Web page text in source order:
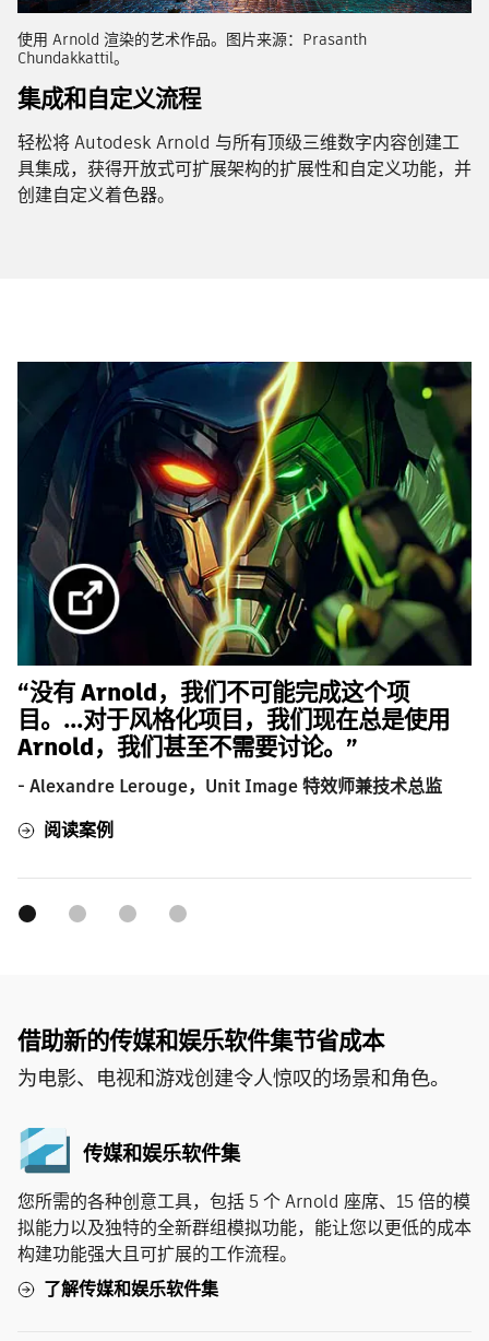
使用 Arnold 渲染的艺术作品。图片来源：Prasanth
Chundakkattil。
集成和自定义流程
轻松将 Autodesk Arnold 与所有顶级三维数字内容创建工
具集成，获得开放式可扩展架构的扩展性和自定义功能，并
创建自定义着色器。
“没有 Arnold，我们不可能完成这个项
目。...对于风格化项目，我们现在总是使用
Arnold，我们甚至不需要讨论。”
- Alexandre Lerouge，Unit Image 特效师兼技术总监
阅读案例
借助新的传媒和娱乐软件集节省成本
为电影、电视和游戏创建令人惊叹的场景和角色。
传媒和娱乐软件集
您所需的各种创意工具，包括 5 个 Arnold 座席、15 倍的模
拟能力以及独特的全新群组模拟功能，能让您以更低的成本
构建功能强大且可扩展的工作流程。
了解传媒和娱乐软件集